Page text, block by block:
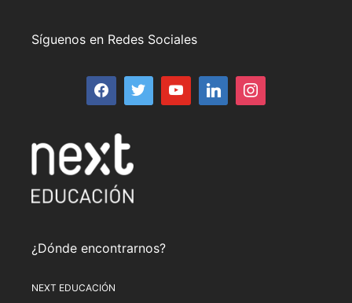
Síguenos en Redes Sociales
¿Dónde encontrarnos?
NEXT EDUCACIÓN